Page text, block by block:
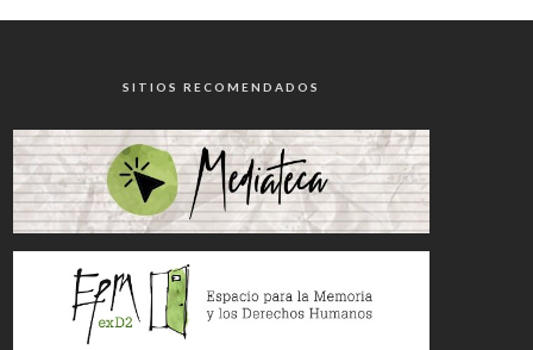
SITIOS RECOMENDADOS